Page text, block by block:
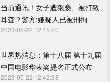
当前通讯！女子遭猥亵、被打致
耳聋？警方:嫌疑人已被刑拘
2023-05-22 12:45:20
世界热消息：第十八届 第十九届
中国电影华表奖提名正式公布
2023-05-22 12:42:38